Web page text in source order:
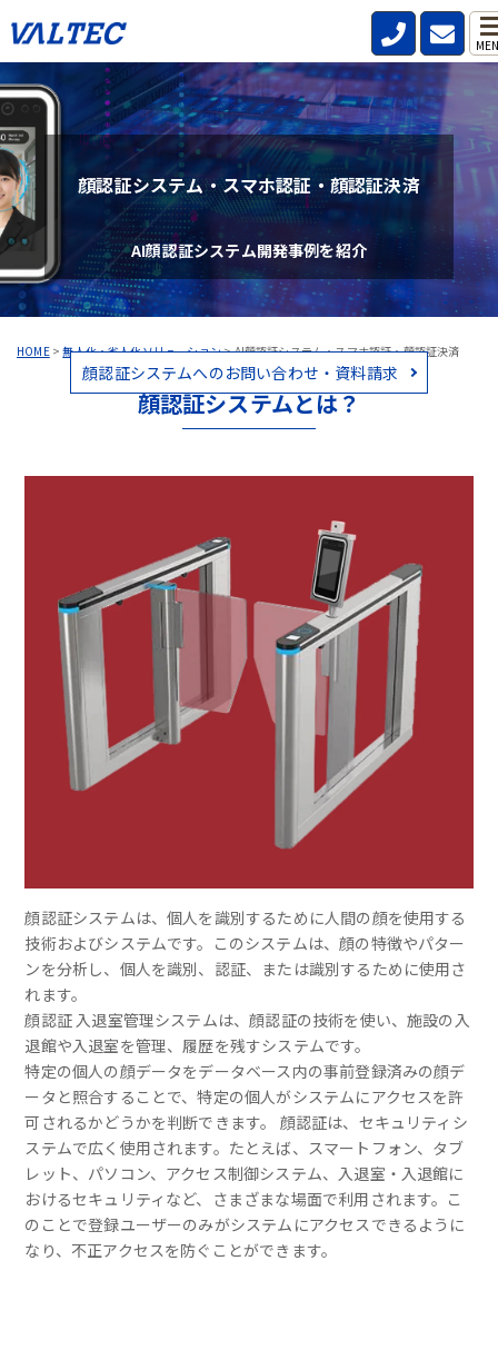
HOME>無人化・省人化ソリューション>AI顔認証システム・スマホ認証・顔認証決済
顔認証システム・スマホ認証・顔認証決済
AI顔認証システム開発事例を紹介
顔認証システムへのお問い合わせ・資料請求
顔認証システムとは？
顔認証システムは、個人を識別するために人間の顔を使用する
技術およびシステムです。このシステムは、顔の特徴やパター
ンを分析し、個人を識別、認証、または識別するために使用さ
れます。
顔認証 入退室管理システムは、顔認証の技術を使い、施設の入
退館や入退室を管理、履歴を残すシステムです。
特定の個人の顔データをデータベース内の事前登録済みの顔デ
ータと照合することで、特定の個人がシステムにアクセスを許
可されるかどうかを判断できます。 顔認証は、セキュリティシ
ステムで広く使用されます。たとえば、スマートフォン、タブ
レット、パソコン、アクセス制御システム、入退室・入退館に
おけるセキュリティなど、さまざまな場面で利用されます。こ
のことで登録ユーザーのみがシステムにアクセスできるように
なり、不正アクセスを防ぐことができます。